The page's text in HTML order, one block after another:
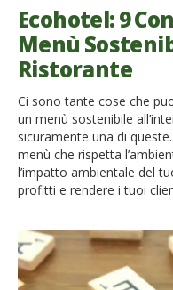
Ecohotel: 9
Menù
Ristorante
Ci sono tante cose che
un menù sostenibile
sicuramente una di
menù che rispetta
l’impatto ambientale del
profitti e rendere i tuoi